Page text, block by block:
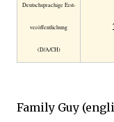
Deutsch­sprachige Erst­
veröffent­lichung
(D/A/CH)
Family Guy